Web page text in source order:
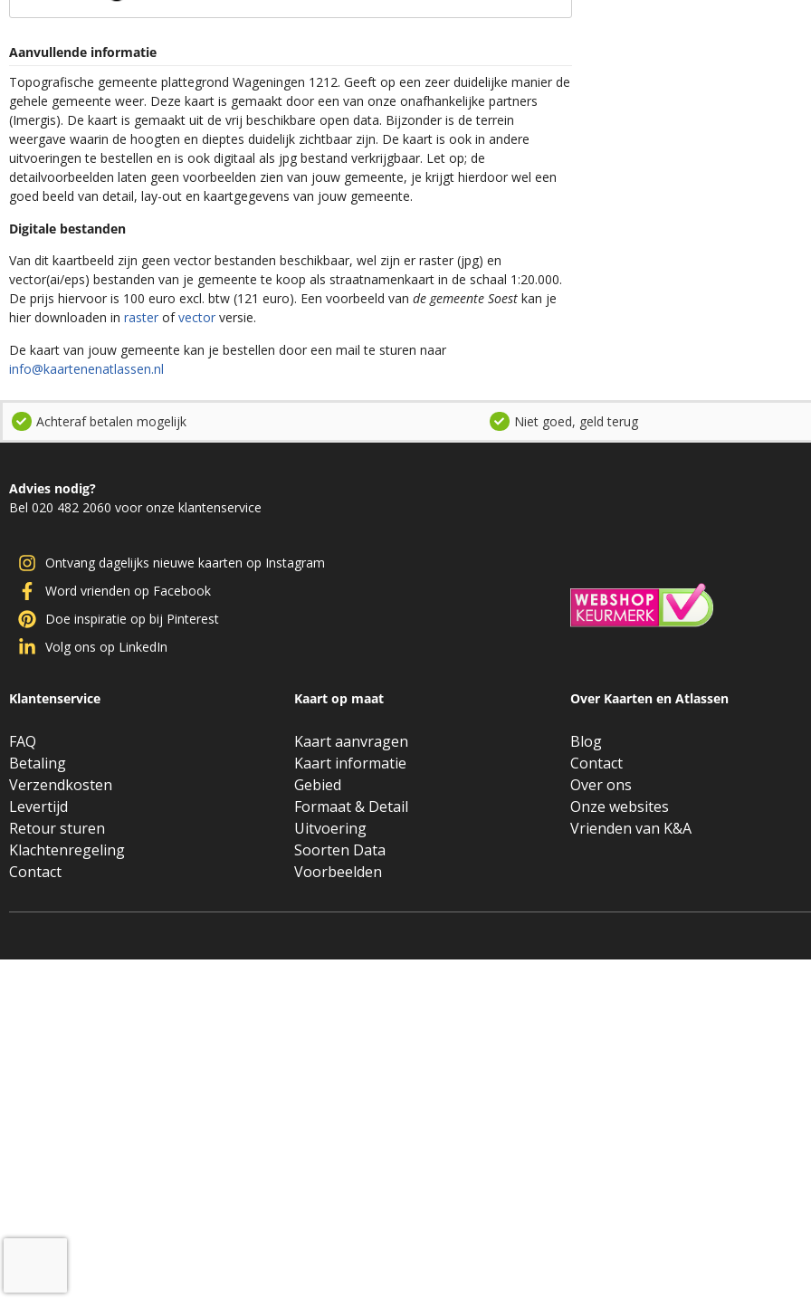
Aanvullende informatie
Topografische gemeente plattegrond Wageningen 1212. Geeft op een zeer duidelijke manier de
gehele gemeente weer. Deze kaart is gemaakt door een van onze onafhankelijke partners
(Imergis). De kaart is gemaakt uit de vrij beschikbare open data. Bijzonder is de terrein
weergave waarin de hoogten en dieptes duidelijk zichtbaar zijn. De kaart is ook in andere
uitvoeringen te bestellen en is ook digitaal als jpg bestand verkrijgbaar. Let op; de
detailvoorbeelden laten geen voorbeelden zien van jouw gemeente, je krijgt hierdoor wel een
goed beeld van detail, lay-out en kaartgegevens van jouw gemeente.
Digitale bestanden
Van dit kaartbeeld zijn geen vector bestanden beschikbaar, wel zijn er raster (jpg) en
vector(ai/eps) bestanden van je gemeente te koop als straatnamenkaart in de schaal 1:20.000.
De prijs hiervoor is 100 euro excl. btw (121 euro). Een voorbeeld van de gemeente Soest kan je
hier downloaden in raster ofvector versie.
De kaart van jouw gemeente kan je bestellen door een mail te sturen naar
info@kaartenenatlassen.nl
Achteraf betalen mogelijk Niet goed, geld terug
Advies nodig?
Bel 020 482 2060 voor onze klantenservice
Ontvang dagelijks nieuwe kaarten op Instagram
Word vrienden op Facebook
Doe inspiratie op bij Pinterest
Volg ons op LinkedIn
Klantenservice
FAQ
Betaling
Verzendkosten
Levertijd
Retour sturen
Klachtenregeling
Contact
Kaart op maat
Kaart aanvragen
Kaart informatie
Gebied
Formaat & Detail
Uitvoering
Soorten Data
Voorbeelden
Over Kaarten en Atlassen
Blog
Contact
Over ons
Onze websites
Vrienden van K&A